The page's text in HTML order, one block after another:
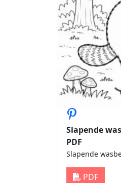
Slapende
PDF
Slapende
PDF